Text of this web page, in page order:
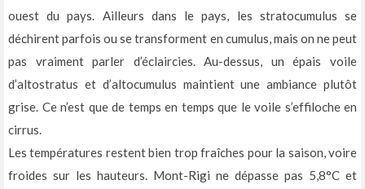
ouest du pays. Ailleurs dans le pays, les stratocumulus se
déchirent parfois ou se transforment en cumulus, mais on ne peut
pas vraiment parler d’éclaircies. Au-dessus, un épais voile
d’altostratus et d’altocumulus maintient une ambiance plutôt
grise. Ce n’est que de temps en temps que le voile s’effiloche en
cirrus.
Les températures restent bien trop fraîches pour la saison, voire
froides sur les hauteurs. Mont-Rigi ne dépasse pas 5,8°C et